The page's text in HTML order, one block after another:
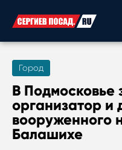
Город
В
организатор и
вооруженного
Балашихе